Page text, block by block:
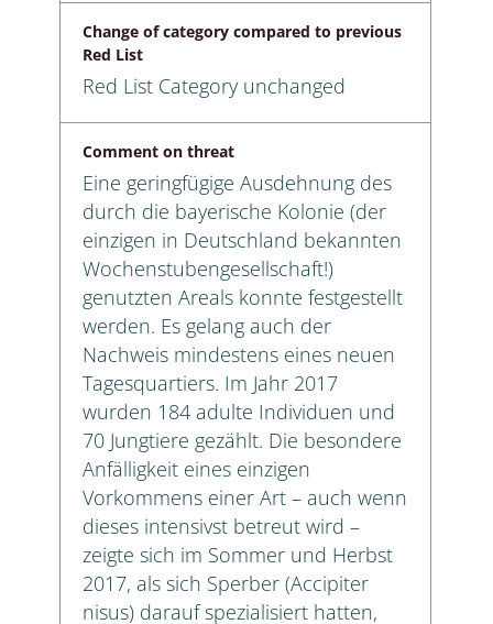
Change of category compared to previous
Red List
Red List Category unchanged
Comment on threat
Eine geringfügige Ausdehnung des
durch die bayerische Kolonie (der
einzigen in Deutschland bekannten
Wochenstubengesellschaft!)
genutzten Areals konnte festgestellt
werden. Es gelang auch der
Nachweis mindestens eines neuen
Tagesquartiers. Im Jahr 2017
wurden 184 adulte Individuen und
70 Jungtiere gezählt. Die besondere
Anfälligkeit eines einzigen
Vorkommens einer Art – auch wenn
dieses intensivst betreut wird –
zeigte sich im Sommer und Herbst
2017, als sich Sperber (Accipiter
nisus) darauf spezialisiert hatten,